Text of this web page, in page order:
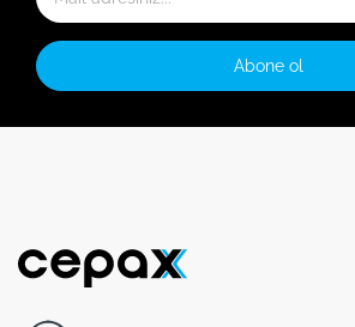
Abone ol